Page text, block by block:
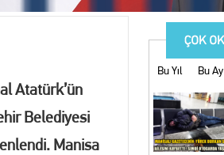
KOÇLUK DESTEĞİ
Atatürk’ün
Belediyesi
Manisa
Bu Yıl Bu Ay